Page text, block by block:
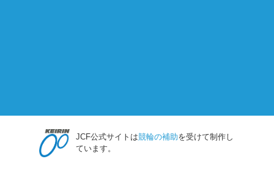
JCF公式サイトは競輪の補助を受けて制作し
ています。